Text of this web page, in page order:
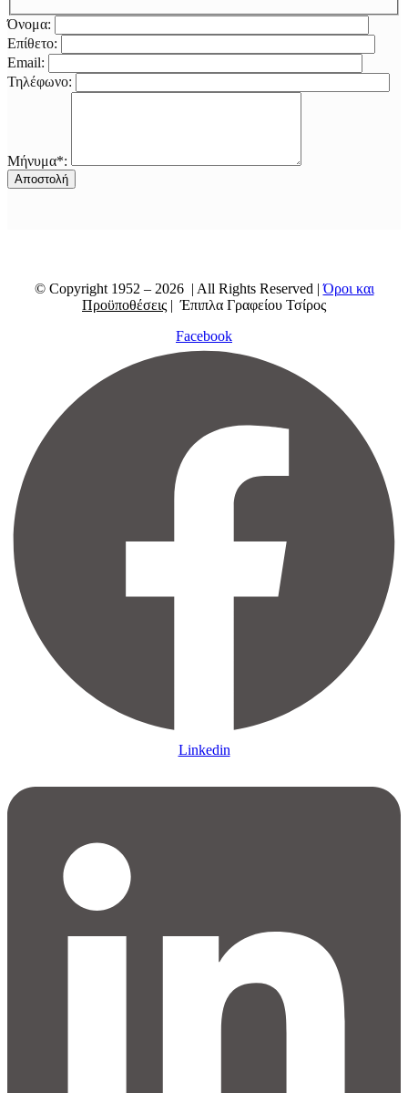
Όνομα:
Επίθετο:
Email:
Τηλέφωνο:
Μήνυμα*:
© Copyright 1952 – 2026 | All Rights Reserved |Όροι και
Προϋποθέσεις | Έπιπλα Γραφείου Τσίρος
Facebook
Linkedin